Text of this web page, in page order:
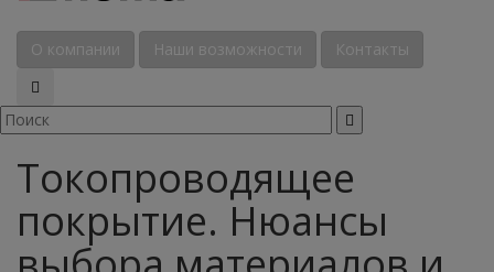
О компании Наши возможности Контакты
Токопроводящее
покрытие. Нюансы